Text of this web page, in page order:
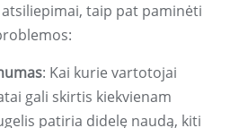
taip pat paminėti
: Kai kurie vartotojai
gali skirtis kiekvienam
patiria didelę naudą, kiti